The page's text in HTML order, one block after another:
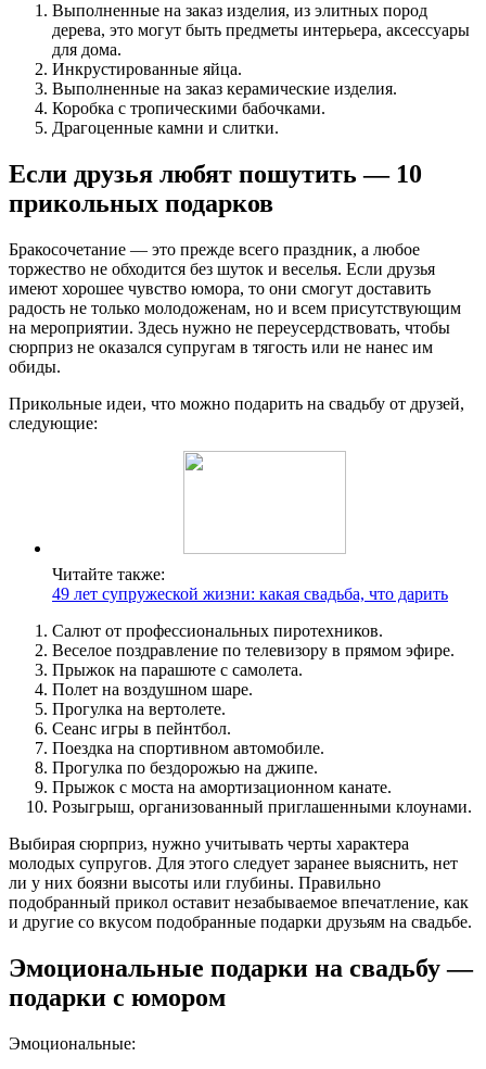
Выполненные на заказ изделия, из элитных пород
дерева, это могут быть предметы интерьера, аксессуары
для дома.
Инкрустированные яйца.
Выполненные на заказ керамические изделия.
Коробка с тропическими бабочками.
Драгоценные камни и слитки.
Если друзья любят пошутить — 10
прикольных подарков
Бракосочетание — это прежде всего праздник, а любое
торжество не обходится без шуток и веселья. Если друзья
имеют хорошее чувство юмора, то они смогут доставить
радость не только молодоженам, но и всем присутствующим
на мероприятии. Здесь нужно не переусердствовать, чтобы
сюрприз не оказался супругам в тягость или не нанес им
обиды.
Прикольные идеи, что можно подарить на свадьбу от друзей,
следующие:
Читайте также:
49 лет супружеской жизни: какая свадьба, что дарить
Салют от профессиональных пиротехников.
Веселое поздравление по телевизору в прямом эфире.
Прыжок на парашюте с самолета.
Полет на воздушном шаре.
Прогулка на вертолете.
Сеанс игры в пейнтбол.
Поездка на спортивном автомобиле.
Прогулка по бездорожью на джипе.
Прыжок с моста на амортизационном канате.
Розыгрыш, организованный приглашенными клоунами.
Выбирая сюрприз, нужно учитывать черты характера
молодых супругов. Для этого следует заранее выяснить, нет
ли у них боязни высоты или глубины. Правильно
подобранный прикол оставит незабываемое впечатление, как
и другие со вкусом подобранные подарки друзьям на свадьбе.
Эмоциональные подарки на свадьбу —
подарки с юмором
Эмоциональные: